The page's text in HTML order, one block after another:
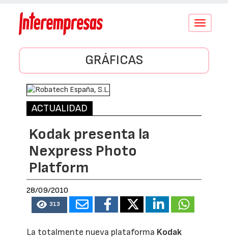
Conmutar
GRÁFICAS
ACTUALIDAD
Kodak presenta la
Nexpress Photo
Platform
28/09/2010
313
La totalmente nueva plataforma Kodak